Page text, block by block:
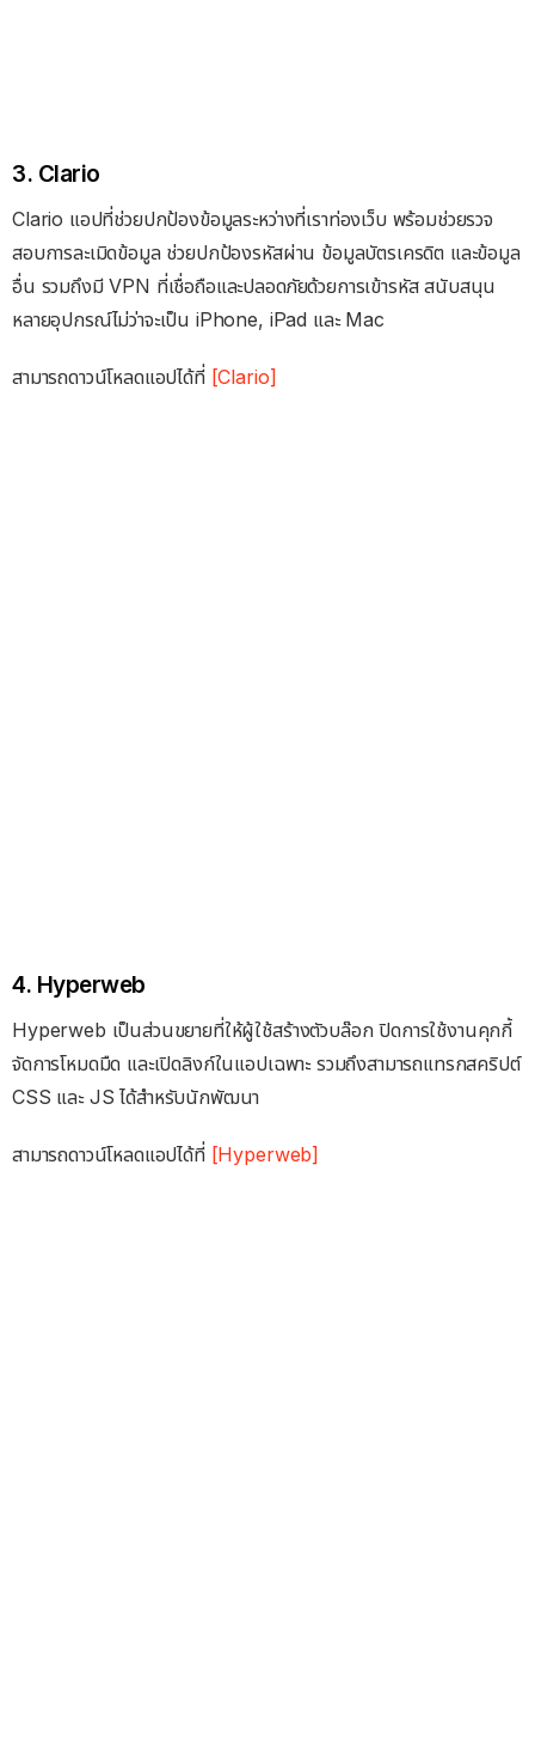
3. Clario
Clario แอปที่ช่วยปกป้องข้อมูลระหว่างที่เราท่องเว็บ พร้อมช่วยรวจ
สอบการละเมิดข้อมูล ช่วยปกป้องรหัสผ่าน ข้อมูลบัตรเครดิต และข้อมูล
อื่น รวมถึงมี VPN ที่เชื่อถือและปลอดภัยด้วยการเข้ารหัส สนับสนุน
หลายอุปกรณ์ไม่ว่าจะเป็น iPhone, iPad และ Mac
สามารถดาวน์โหลดแอปได้ที่ [Clario]
4. Hyperweb
Hyperweb เป็นส่วนขยายที่ให้ผู้ใช้สร้างตัวบล๊อก ปิดการใช้งานคุกกี้
จัดการโหมดมืด และเปิดลิงก์ในแอปเฉพาะ รวมถึงสามารถแทรกสคริปต์
CSS และ JS ได้สำหรับนักพัฒนา
สามารถดาวน์โหลดแอปได้ที่ [Hyperweb]